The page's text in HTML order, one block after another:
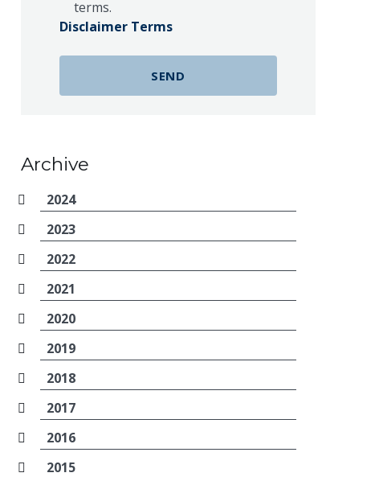
terms.
Disclaimer Terms
Archive
2024
2023
2022
2021
2020
2019
2018
2017
2016
2015